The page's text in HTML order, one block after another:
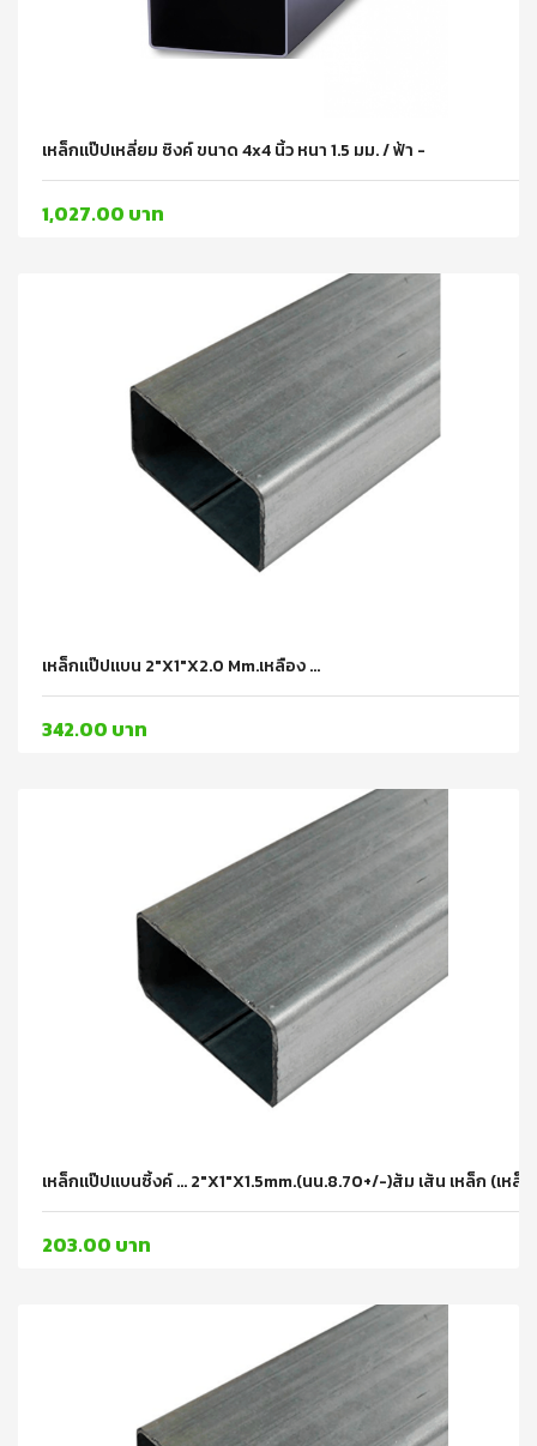
เหล็กแป๊ปเหลี่ยม ซิงค์ ขนาด 4x4 นิ้ว หนา 1.5 มม. / ฟ้า -
1,027.00 บาท
เหล็กแป๊ปแบน 2"x1"x2.0 Mm.เหลือง ...
342.00 บาท
เหล็กแป๊ปแบนซิ้งค์ ... 2"x1"x1.5mm.(นน.8.70+/-)ส้ม เส้น เหล็ก (เหล็
203.00 บาท